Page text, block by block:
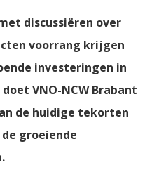
discussiëren over
voorrang krijgen
investeringen in
VNO-NCW Brabant
de huidige tekorten
groeiende